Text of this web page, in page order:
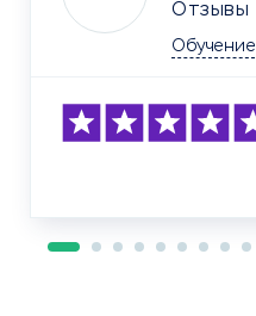
Отзывы
Обучение